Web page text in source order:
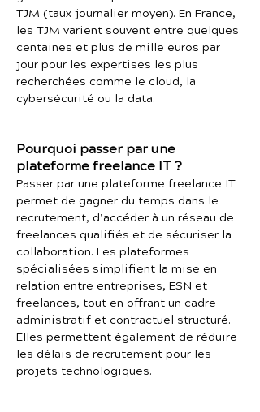
TJM (taux journalier moyen). En France,
les TJM varient souvent entre quelques
centaines et plus de mille euros par
jour pour les expertises les plus
recherchées comme le cloud, la
cybersécurité ou la data.
Pourquoi passer par une
plateforme freelance IT ?
Passer par une plateforme freelance IT
permet de gagner du temps dans le
recrutement, d’accéder à un réseau de
freelances qualifiés et de sécuriser la
collaboration. Les plateformes
spécialisées simplifient la mise en
relation entre entreprises, ESN et
freelances, tout en offrant un cadre
administratif et contractuel structuré.
Elles permettent également de réduire
les délais de recrutement pour les
projets technologiques.